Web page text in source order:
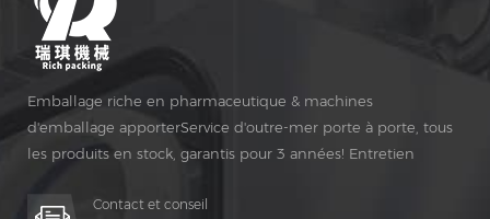
Emballage riche en pharmaceutique & machines
d'emballage apporterService d'outre-mer porte à porte, tous
les produits en stock, garantis pour 3 années! Entretien
Contact et conseil